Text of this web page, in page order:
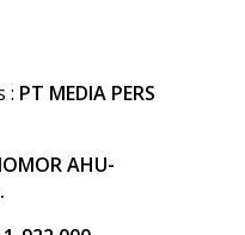
: PT MEDIA PERS
AHU-